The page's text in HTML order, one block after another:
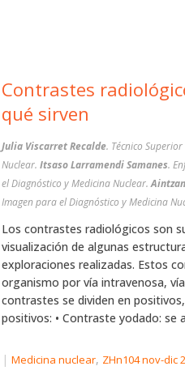
Contrastes
qué sirven
Julia Viscarret Recalde. Técnico
Nuclear. Itsaso Larramendi Samanes.
el Diagnóstico y Medicina Nuclear.
Los contrastes radiológicos son
visualización de algunas
exploraciones realizadas. Estos
organismo por vía intravenosa,
contrastes se dividen en
positivos: • Contraste yodado: se
| Medicina nuclear, ZHn104 nov-dic